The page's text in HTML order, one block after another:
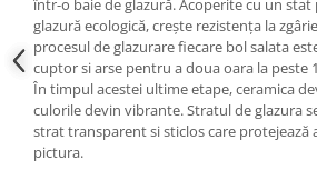
într-o baie de glazură. Acoperite cu un
glazură ecologică, crește rezistența la
procesul de glazurare fiecare bol salata
cuptor si arse pentru a doua oara la peste
În timpul acestei ultime etape, ceramica
culorile devin vibrante. Stratul de glazura
strat transparent si sticlos care protejează
pictura.